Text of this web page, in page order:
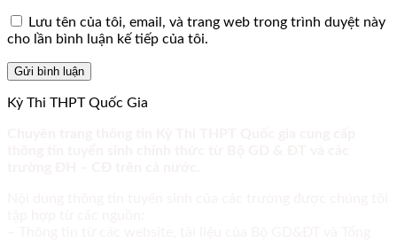
Lưu tên của tôi, email, và trang web trong trình duyệt này
cho lần bình luận kế tiếp của tôi.
Kỳ Thi THPT Quốc Gia